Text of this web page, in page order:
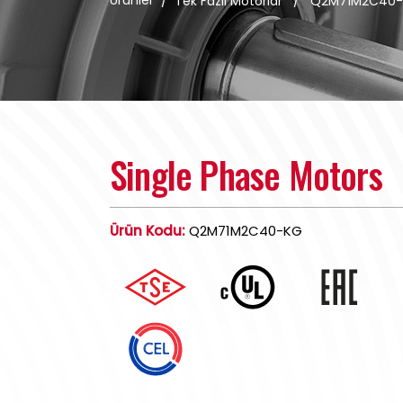
Single Phase Motors
Ürün Kodu:Q2M71M2C40-KG